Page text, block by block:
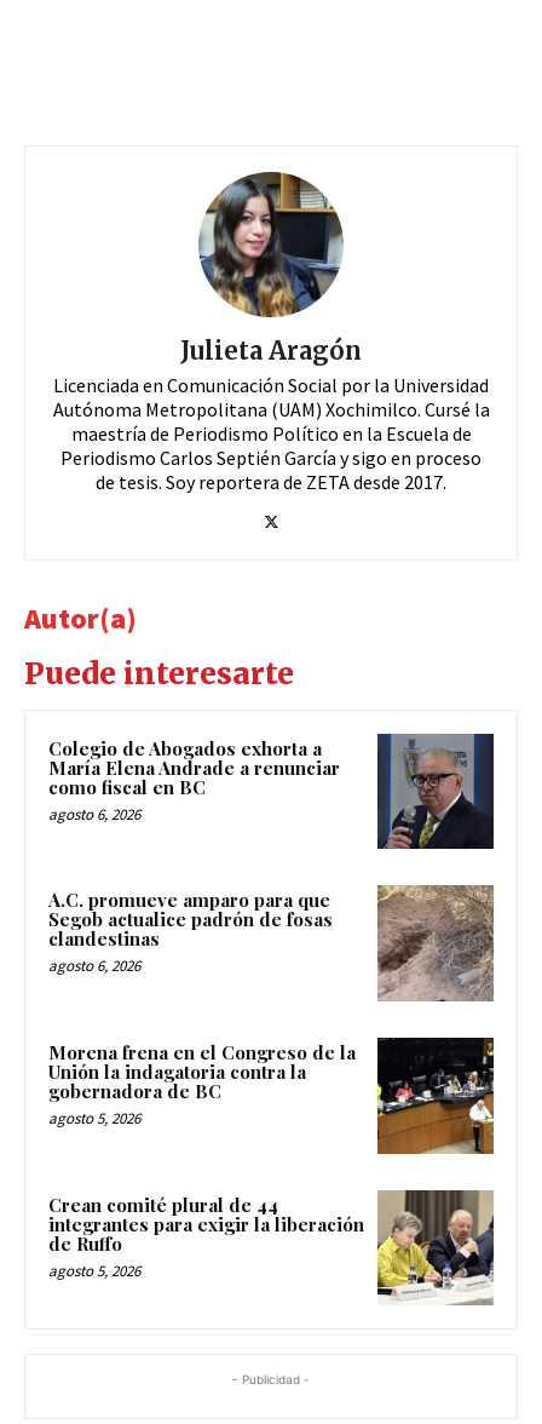
Julieta Aragón
Licenciada en Comunicación Social por la Universidad
Autónoma Metropolitana (UAM) Xochimilco. Cursé la
maestría de Periodismo Político en la Escuela de
Periodismo Carlos Septién García y sigo en proceso
de tesis. Soy reportera de ZETA desde 2017.
Autor(a)
Puede interesarte
Colegio de Abogados exhorta a
María Elena Andrade a renunciar
como fiscal en BC
agosto 6, 2026
A.C. promueve amparo para que
Segob actualice padrón de fosas
clandestinas
agosto 6, 2026
Morena frena en el Congreso de la
Unión la indagatoria contra la
gobernadora de BC
agosto 5, 2026
Crean comité plural de 44
integrantes para exigir la liberación
de Ruffo
agosto 5, 2026
- Publicidad -